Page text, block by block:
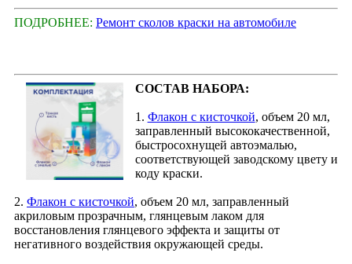
ПОДРОБНЕЕ: Ремонт сколов краски на автомобиле
СОСТАВ НАБОРА:
1. Флакон с кисточкой, объем 20 мл,
заправленный высококачественной,
быстросохнущей автоэмалью,
соответствующей заводскому цвету и
коду краски.
2. Флакон с кисточкой, объем 20 мл, заправленный
акриловым прозрачным, глянцевым лаком для
восстановления глянцевого эффекта и защиты от
негативного воздействия окружающей среды.